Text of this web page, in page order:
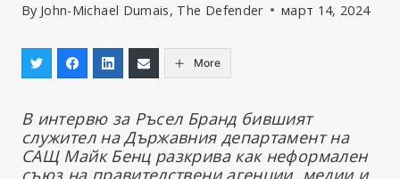
By John-Michael Dumais, The Defender март 14, 2024
More
В интервю за Ръсел Бранд бившият
служител на Държавния департамент на
САЩ Майк Бенц разкрива как неформален
съюз на правителствени агенции, медии и